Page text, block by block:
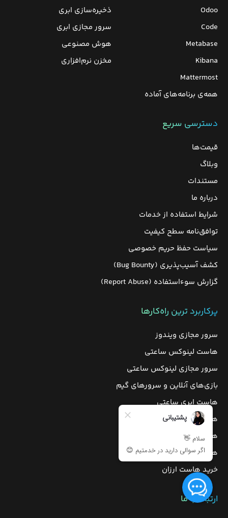
Odoo
Code
Metabase
Kibana
Mattermost
همه‌ی برنامه‌های آماده
ذخیره‌سازی ابری
سرور مجازی ابری
هوش مصنوعی
مخزن نرم‌افزاری
دسترسی سریع
قیمت‌ها
وبلاگ
مستندات
درباره ما
شرایط استفاده از خدمات
توافق‌نامه سطح کیفیت
سیاست حفظ حریم خصوصی
کشف آسیب‌پذیری (Bug Bounty)
گزارش سوءاستفاده (Report Abuse)
پرکاربرد ترین راه‌کارها
سرور مجازی ویندوز
هاست لینوکس ساعتی
سرور مجازی لینوکس ساعتی
بازی‌های آنلاین و سرورهای گیم
هاست ابری ساعتی
هاست ابری رایگان
هاست اختصاصی
هاست پربازدید
خرید هاست ارزان
ارتباط با ما